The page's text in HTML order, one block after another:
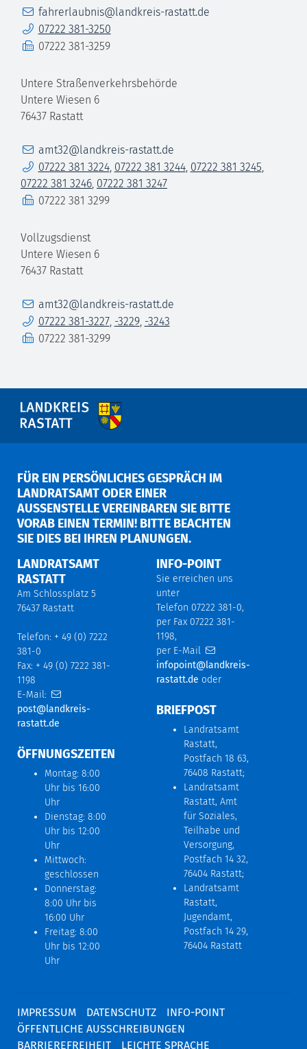
E-Mailfahrerlaubnis@landkreis-rastatt.de
Telefon07222 381-3250
Fax 07222 381-3259
Untere Straßenverkehrsbehörde
Untere Wiesen 6
76437 Rastatt
E-Mailamt32@landkreis-rastatt.de
Telefon07222 381 3224, 07222 381 3244, 07222 381 3245
07222 381 3246 07222 381 3247
Fax 07222 381 3299
Vollzugsdienst
Untere Wiesen 6
76437 Rastatt
E-Mailamt32@landkreis-rastatt.de
Telefon07222 381-3227, -3229, -3243
Fax 07222 381-3299
FÜR EIN PERSÖNLICHES GESPRÄCH IM
LANDRATSAMT ODER EINER
AUSSENSTELLE VEREINBAREN SIE BITTE V
ORAB EINEN TERMIN! BITTE BEACHTEN S
IE DIES BEI IHREN PLANUNGEN.
LANDRATSAMT
RASTATT
Am Schlossplatz 5
76437 Rastatt
Telefon: + 49 (0) 7222
381-0
Fax: + 49 (0) 7222 381-
1198
E-Mail:
post@landkreis-
rastatt.de
ÖFFNUNGSZEITEN
Montag: 8:00
Uhr bis 16:00
Uhr
Dienstag: 8:00
Uhr bis 12:00
Uhr
Mittwoch:
geschlossen
Donnerstag:
8:00 Uhr bis
16:00 Uhr
Freitag: 8:00
Uhr bis 12:00
Uhr
INFO-POINT
Sie erreichen uns
unter
Telefon 07222 381-0,
per Fax 07222 381-
1198,
per E-Mail
infopoint@landkreis-
rastatt.de oder
BRIEFPOST
Landratsamt
Rastatt,
Postfach 18 63,
76408 Rastatt;
Landratsamt
Rastatt, Amt
für Soziales,
Teilhabe und
Versorgung,
Postfach 14 32,
76404 Rastatt;
Landratsamt
Rastatt,
Jugendamt,
Postfach 14 29,
76404 Rastatt
IMPRESSUM DATENSCHUTZ
INFO-POINT
ÖFFENTLICHE AUSSCHREIBUNGEN
BARRIEREFREIHEIT
LEICHTE SPRACHE